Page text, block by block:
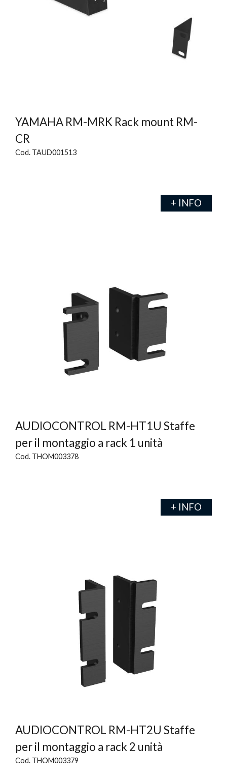
YAMAHA RM-MRK Rack mount RM-
CR
Cod. TAUD001513
+ INFO
AUDIOCONTROL RM-HT1U Staffe
per il montaggio a rack 1 unità
Cod. THOM003378
+ INFO
AUDIOCONTROL RM-HT2U Staffe
per il montaggio a rack 2 unità
Cod. THOM003379